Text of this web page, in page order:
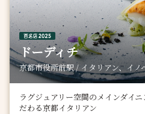
ドーディチ
京都市役所前駅 / イタリアン、イノ
ラグジュアリー空間のメインダイ
だわる京都イタリアン